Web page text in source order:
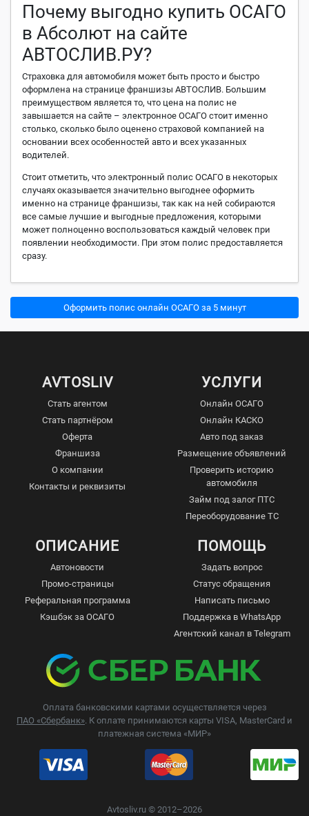
Почему выгодно купить ОСАГО
в Абсолют на сайте
АВТОСЛИВ.РУ?
Страховка для автомобиля может быть просто и быстро
оформлена на странице франшизы АВТОСЛИВ. Большим
преимуществом является то, что цена на полис не
завышается на сайте – электронное ОСАГО стоит именно
столько, сколько было оценено страховой компанией на
основании всех особенностей авто и всех указанных
водителей.
Стоит отметить, что электронный полис ОСАГО в некоторых
случаях оказывается значительно выгоднее оформить
именно на странице франшизы, так как на ней собираются
все самые лучшие и выгодные предложения, которыми
может полноценно воспользоваться каждый человек при
появлении необходимости. При этом полис предоставляется
сразу.
Оформить полис онлайн ОСАГО за 5 минут
AVTOSLIV
Стать агентом
Стать партнёром
Оферта
Франшиза
О компании
Контакты и реквизиты
УСЛУГИ
Онлайн ОСАГО
Онлайн КАСКО
Авто под заказ
Размещение объявлений
Проверить историю
автомобиля
Займ под залог ПТС
Переоборудование ТС
ОПИСАНИЕ
Автоновости
Промо-страницы
Реферальная программа
Кэшбэк за ОСАГО
ПОМОЩЬ
Задать вопрос
Статус обращения
Написать письмо
Поддержка в WhatsApp
Агентский канал в Telegram
Оплата банковскими картами осуществляется через
ПАО «Сбербанк». К оплате принимаются карты VISA, MasterCard и
платежная система «МИР»
Avtosliv.ru © 2012–2026